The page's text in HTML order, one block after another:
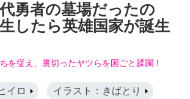
勇者の墓場だったの
したら英雄国家が誕生
を従え、裏切ったヤツらを国ごと蹂躙！
イロ イラスト：きばとり